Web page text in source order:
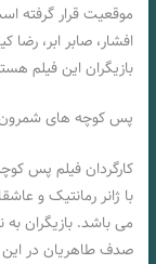
موقعیت قرار گرفته
افشار، صابر ابر، رضا
بازیگران این فیلم
پس کوچه های
کارگردان فیلم پس
می باشد. بازیگران
صدف طاهریان در این